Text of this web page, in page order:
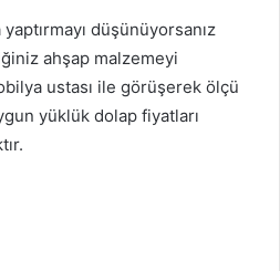
düşünüyorsanız
ahşap malzemeyi
ustası ile görüşerek ölçü
yüklük dolap fiyatları